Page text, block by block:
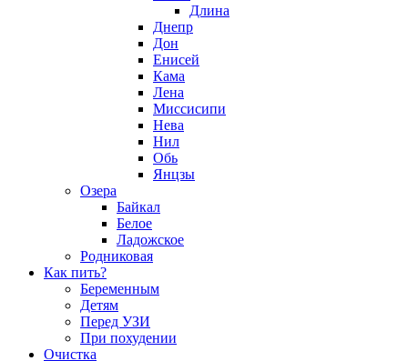
Длина
Днепр
Дон
Енисей
Кама
Лена
Миссисипи
Нева
Нил
Обь
Янцзы
Озера
Байкал
Белое
Ладожское
Родниковая
Как пить?
Беременным
Детям
Перед УЗИ
При похудении
Очистка